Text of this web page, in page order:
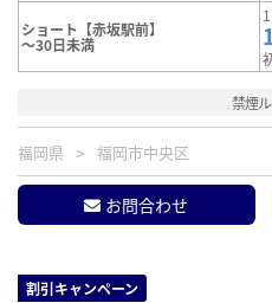
ショート【赤坂駅前】
～30日未満
禁煙
福岡県 福岡市中央区
お問合わせ
割引キャンペーン